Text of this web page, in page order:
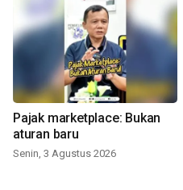
Pajak marketplace: Bukan
aturan baru
Senin, 3 Agustus 2026